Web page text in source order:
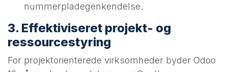
nummerpladegenkendelse.
3. Effektiviseret projekt- og
ressourcestyring
For projektorienterede virksomheder byder Odoo